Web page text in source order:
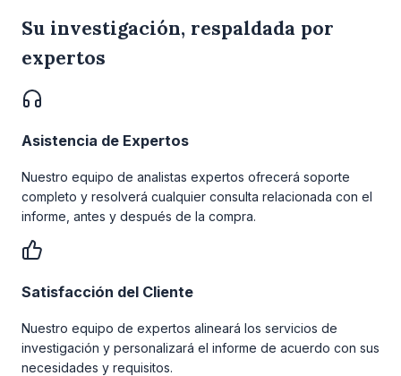
Su investigación, respaldada por
expertos
Asistencia de Expertos
Nuestro equipo de analistas expertos ofrecerá soporte
completo y resolverá cualquier consulta relacionada con el
informe, antes y después de la compra.
Satisfacción del Cliente
Nuestro equipo de expertos alineará los servicios de
investigación y personalizará el informe de acuerdo con sus
necesidades y requisitos.